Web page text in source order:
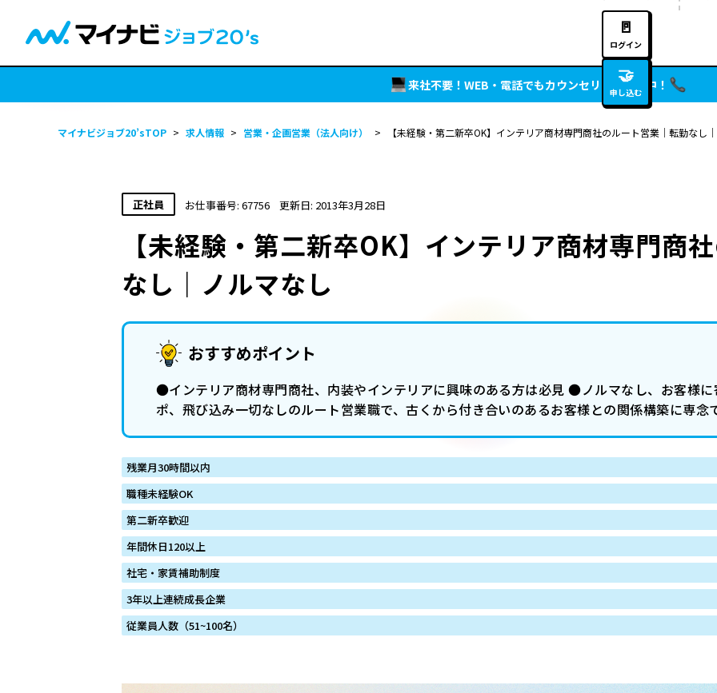
🚪
ログイン
🤝
申し込む
来社不要！WEB・電話でもカウンセリング実施中！
マイナビジョブ20’sTOP > 求人情報 > 営業・企画営業（法人向け） > 【未経験・第二新卒OK】インテリア商材専門商社のルート営業｜転勤なし
正社員 お仕事番号: 67756 更新日: 2013年3月28日
【未経験・第二新卒OK】インテリア商材専門商
なし｜ノルマなし
おすすめポイント
●インテリア商材専門商社、内装やインテリアに興味のある方は必見 ●ノルマなし、お客様
ポ、飛び込み一切なしのルート営業職で、古くから付き合いのあるお客様との関係構築に専念
残業月30時間以内
職種未経験OK
第二新卒歓迎
年間休日120以上
社宅・家賃補助制度
3年以上連続成長企業
従業員人数（51~100名）